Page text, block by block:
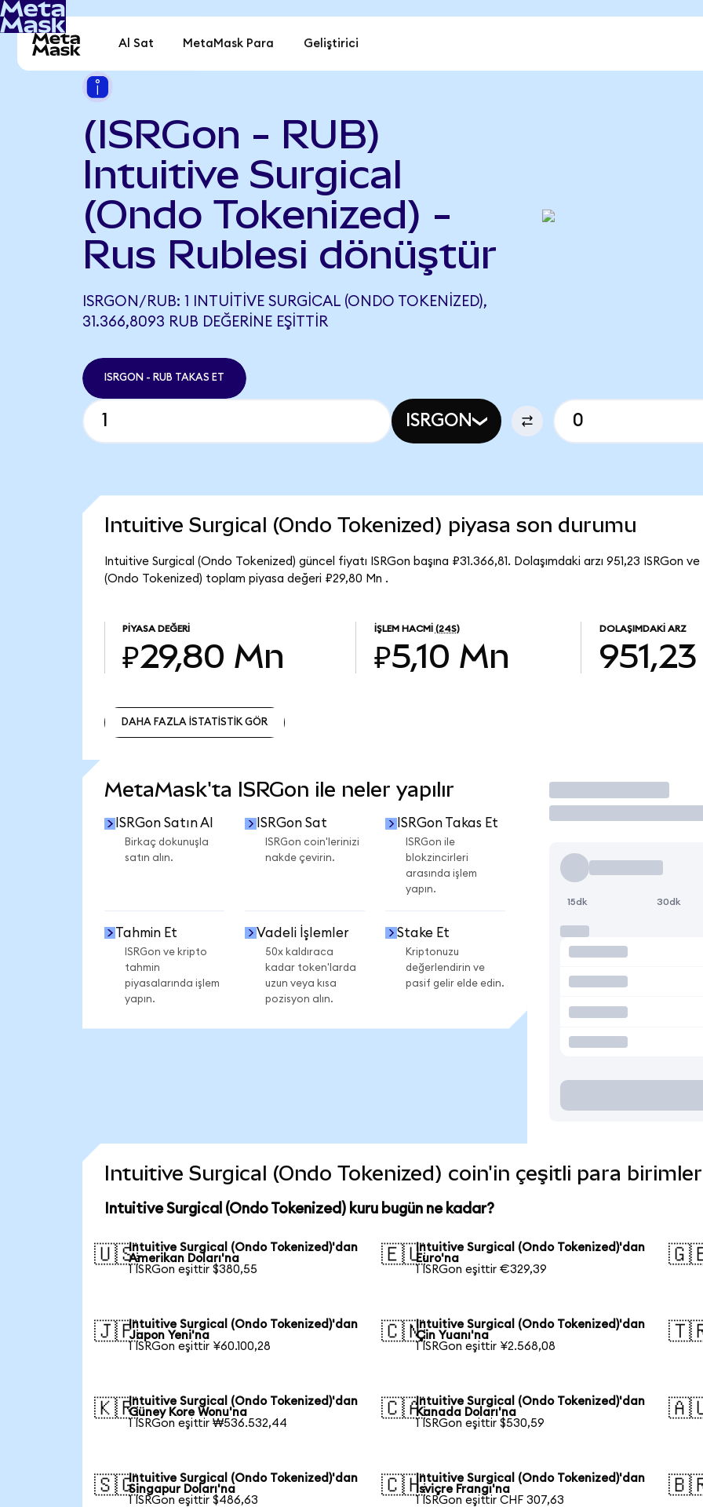
Al Sat MetaMask Para Geliştirici
(ISRGon - RUB)
Intuitive Surgical
(Ondo Tokenized) -
Rus Rublesi dönüştür
ISRGON/RUB: 1 INTUITIVE SURGICAL (ONDO TOKENIZED),
31.366,8093 RUB DEĞERINE EŞITTIR
ISRGON - RUB TAKAS ET
ISRGON
Intuitive Surgical (Ondo Tokenized) piyasa son durumu
Intuitive Surgical (Ondo Tokenized) güncel fiyatı ISRGon başına ₽31.366,81. Dolaşımdaki arzı 951,23 ISRGon
(Ondo Tokenized) toplam piyasa değeri ₽29,80 Mn .
PIYASA DEĞERI
₽29,80 Mn
İŞLEM HACMI (24S)
₽5,10 Mn
DOLAŞIMDAKI ARZ
951,23
DAHA FAZLA İSTATİSTİK GÖR
MetaMask'ta ISRGon ile neler yapılır
ISRGon Satın Al
Birkaç dokunuşla
satın alın.
ISRGon Sat
ISRGon coin'lerinizi
nakde çevirin.
ISRGon Takas Et
ISRGon ile
blokzincirleri
arasında işlem
yapın.
Tahmin Et
ISRGon ve kripto
tahmin
piyasalarında işlem
yapın.
Vadeli İşlemler
50x kaldıraca
kadar token'larda
uzun veya kısa
pozisyon alın.
Stake Et
Kriptonuzu
değerlendirin ve
pasif gelir elde edin.
İşlem Yap
15dk 30dk
Intuitive Surgical (Ondo Tokenized) coin'in çeşitli para
Intuitive Surgical (Ondo Tokenized) kuru bugün ne kadar?
🇺🇸Intuitive Surgical (Ondo Tokenized)'dan
Amerikan Doları'na
1 ISRGon eşittir $380,55
🇪🇺Intuitive Surgical (Ondo Tokenized)'dan
Euro'na
1 ISRGon eşittir €329,39
🇯🇵Intuitive Surgical (Ondo Tokenized)'dan
Japon Yeni'na
1 ISRGon eşittir ¥60.100,28
🇨🇳Intuitive Surgical (Ondo Tokenized)'dan
Çin Yuanı'na
1 ISRGon eşittir ¥2.568,08
🇰🇷Intuitive Surgical (Ondo Tokenized)'dan
Güney Kore Wonu'na
1 ISRGon eşittir ₩536.532,44
🇨🇦Intuitive Surgical (Ondo Tokenized)'dan
Kanada Doları'na
1 ISRGon eşittir $530,59
🇸🇬Intuitive Surgical (Ondo Tokenized)'dan
Singapur Doları'na
1 ISRGon eşittir $486,63
🇨🇭Intuitive Surgical (Ondo Tokenized)'dan
İsviçre Frangı'na
1 ISRGon eşittir CHF 307,63